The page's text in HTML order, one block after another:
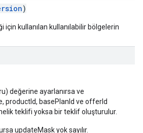
)
kullanılan kullanılabilir bölgelerin
değerine ayarlanırsa ve
productId, basePlanId ve offerId
teklifi yoksa bir teklif oluşturulur.
updateMask yok sayılır.